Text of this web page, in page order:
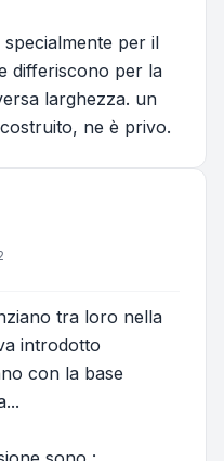
per il
differiscono per la
larghezza. un
ne è privo.
tra loro nella
introdotto
con la base